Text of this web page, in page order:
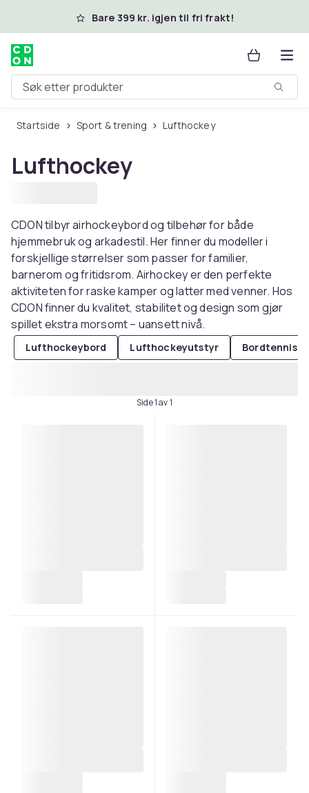
Hopp til hovedinnholdBare 399 kr. igjen til fri frakt!
Søk etter produkter
Startside Sport & trening Lufthockey
Lufthockey
CDON tilbyr airhockeybord og tilbehør for både
hjemmebruk og arkadestil. Her finner du modeller i
forskjellige størrelser som passer for familier,
barnerom og fritidsrom. Airhockey er den perfekte
aktiviteten for raske kamper og latter med venner. Hos
CDON finner du kvalitet, stabilitet og design som gjør
spillet ekstra morsomt – uansett nivå.
Lufthockeybord Lufthockeyutstyr
Side 1 av 1